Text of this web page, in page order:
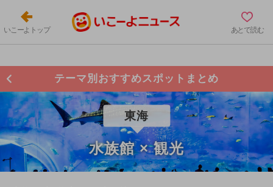
いこーよトップ あとで読む
テーマ別おすすめスポットまとめ
東海
水族館 × 観光